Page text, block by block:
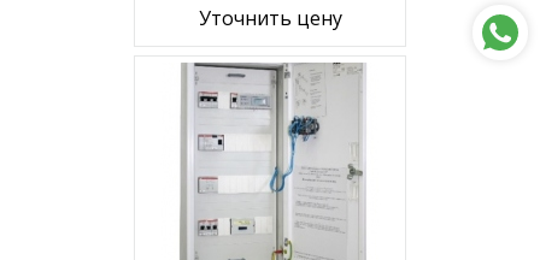
Уточнить цену